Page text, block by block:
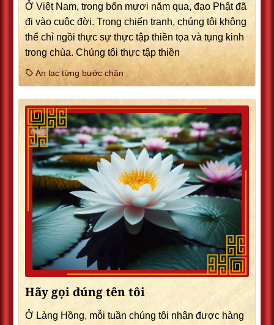
Ở Việt Nam, trong bốn mươi năm qua, đạo Phật đã
đi vào cuộc đời. Trong chiến tranh, chúng tôi không
thể chỉ ngồi thực sự thực tập thiền tọa và tụng kinh
trong chùa. Chúng tôi thực tập thiền
An lạc từng bước chân
Hãy gọi đúng tên tôi
Ở Làng Hồng, mỗi tuần chúng tôi nhận được hàng